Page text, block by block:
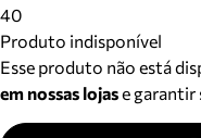
40
Produto indisponível
Esse produto não está
em nossas lojase garantir